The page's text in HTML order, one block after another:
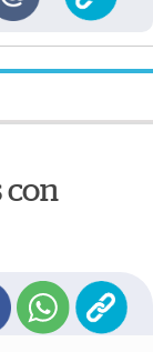
con